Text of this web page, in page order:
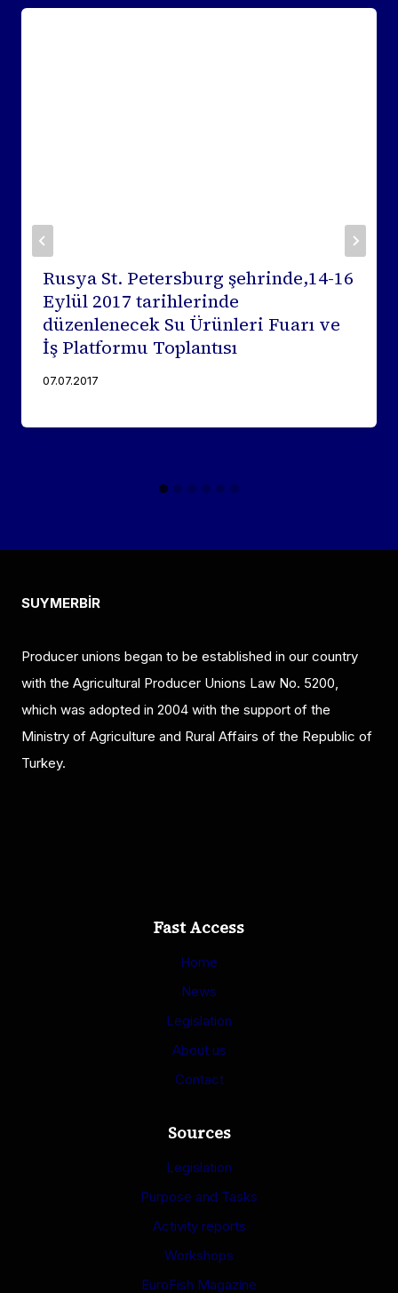
Rusya St. Petersburg şehrinde,14-16
Eylül 2017 tarihlerinde
düzenlenecek Su Ürünleri Fuarı ve
İş Platformu Toplantısı
07.07.2017
SUYMERBİR
Producer unions began to be established in our country
with the Agricultural Producer Unions Law No. 5200,
which was adopted in 2004 with the support of the
Ministry of Agriculture and Rural Affairs of the Republic of
Turkey.
Fast Access
Home
News
Legislation
About us
Contact
Sources
Legislation
Purpose and Tasks
Activity reports
Workshops
EuroFish Magazine